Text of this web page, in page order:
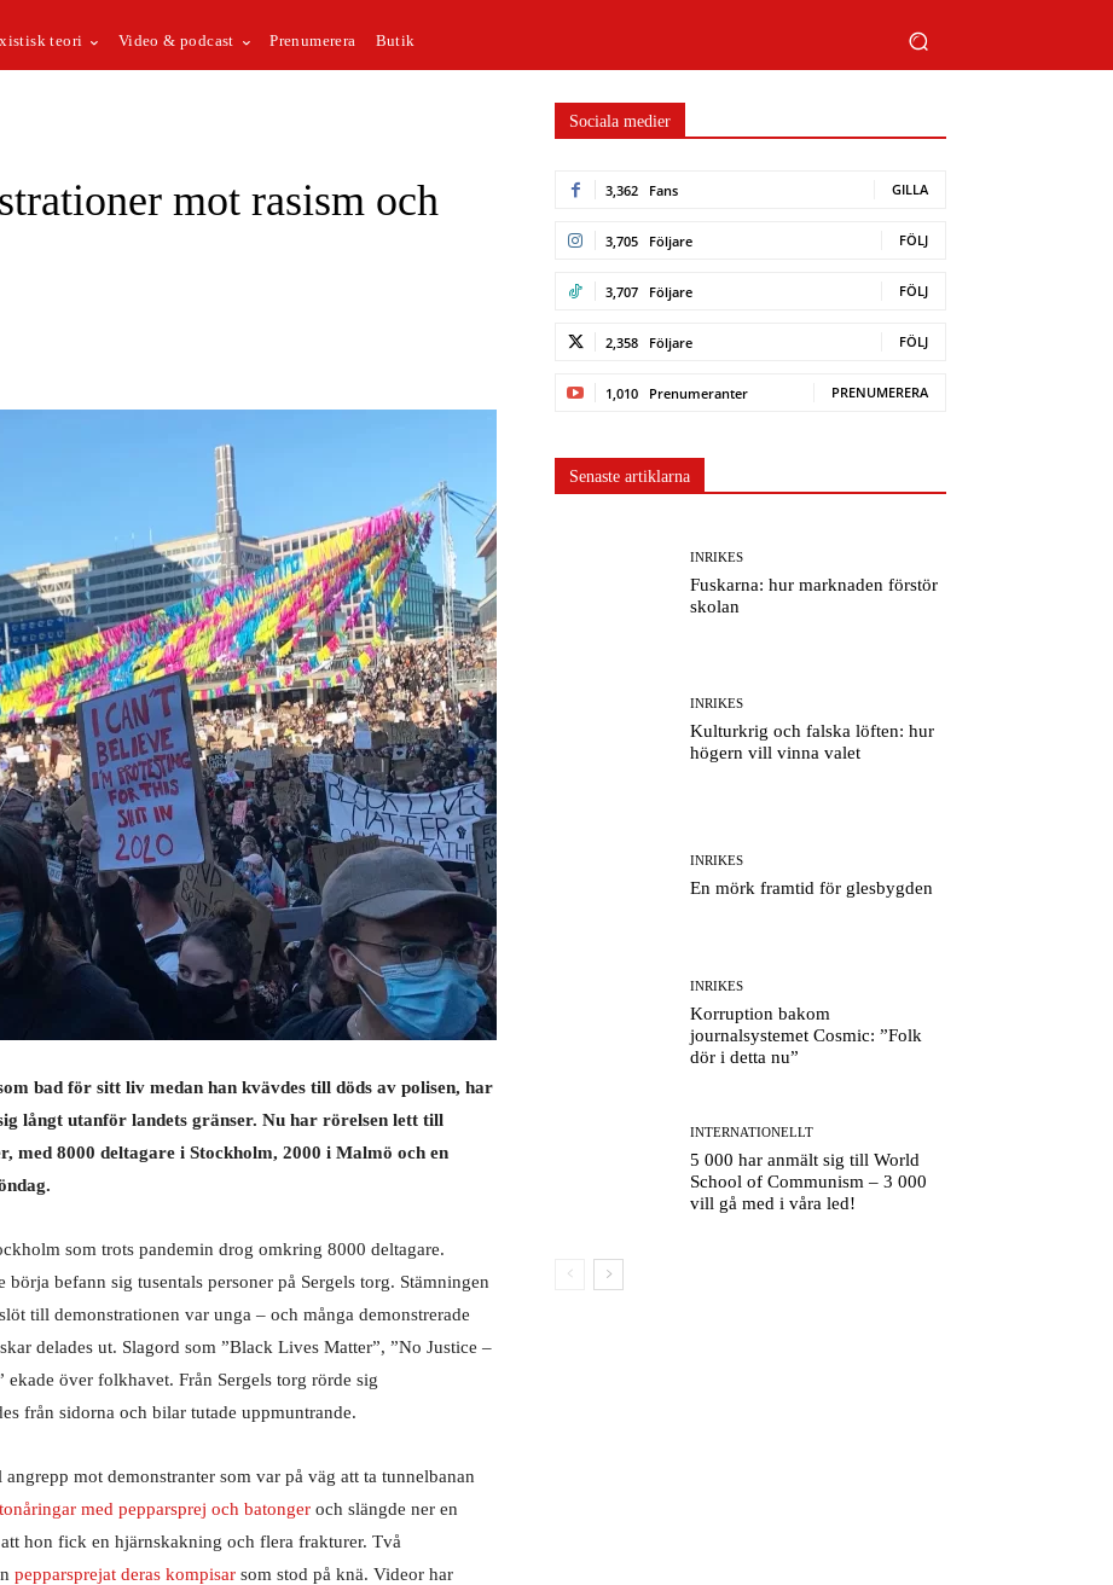
teori Video & podcast Prenumerera Butik
mot rasism och
bad för sitt liv medan han kvävdes till döds av polisen, har
långt utanför landets gränser. Nu har rörelsen lett till
med 8000 deltagare i Stockholm, 2000 i Malmö och en
som trots pandemin drog omkring 8000 deltagare.
befann sig tusentals personer på Sergels torg. Stämningen
till demonstrationen var unga – och många demonstrerade
delades ut. Slagord som ”Black Lives Matter”, ”No Justice –
ekade över folkhavet. Från Sergels torg rörde sig
från sidorna och bilar tutade uppmuntrande.
mot demonstranter som var på väg att ta tunnelbanan
med pepparsprej och batonger och slängde ner en
hon fick en hjärnskakning och flera frakturer. Två
pepparsprejat deras kompisar som stod på knä. Videor har
Sociala medier
3,362 Fans GILLA
3,705 Följare FÖLJ
3,707 Följare FÖLJ
2,358 Följare FÖLJ
1,010 Prenumeranter PRENUMERERA
Senaste artiklarna
INRIKES
Fuskarna: hur marknaden förstör
skolan
INRIKES
Kulturkrig och falska löften: hur
högern vill vinna valet
INRIKES
En mörk framtid för glesbygden
INRIKES
Korruption bakom
journalsystemet Cosmic: ”Folk
dör i detta nu”
INTERNATIONELLT
5 000 har anmält sig till World
School of Communism – 3 000
vill gå med i våra led!